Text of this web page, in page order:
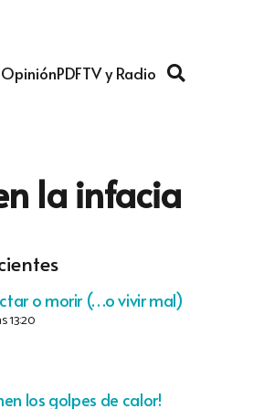
OpiniónPDFTV y Radio
la infacia
o morir (…o vivir mal)
13:20
los golpes de calor!